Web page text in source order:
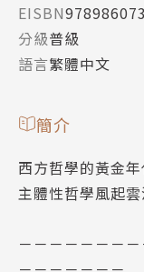
EISBN
分級普級
語言繁體中文
簡介
西方哲學的黃金
主體性哲學風起
－－－－－－－